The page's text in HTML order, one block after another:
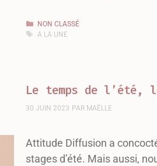
NON CLASSÉ
A LA UNE
Le temps de l’été,
30 JUIN 2023 PAR MAËLLE
Attitude Diffusion a
stages d’été. Mais aussi,